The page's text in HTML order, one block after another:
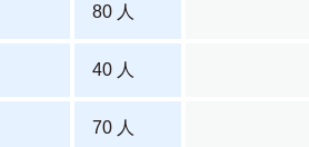
80 人
40 人
70 人